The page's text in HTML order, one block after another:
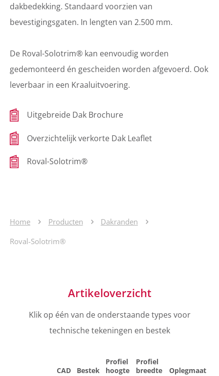
dakbedekking. Standaard voorzien van
bevestigingsgaten. In lengten van 2.500 mm.
De Roval-Solotrim® kan eenvoudig worden
gedemonteerd én gescheiden worden afgevoerd. Ook
leverbaar in een Kraaluitvoering.
Uitgebreide Dak Brochure
Overzichtelijk verkorte Dak Leaflet
Roval-Solotrim®
Home Producten Dakranden
Roval-Solotrim®
Artikeloverzicht
Klik op één van de onderstaande types voor
technische tekeningen en bestek
CAD Bestek
Profiel
hoogte
Profiel
breedte
Oplegmaat